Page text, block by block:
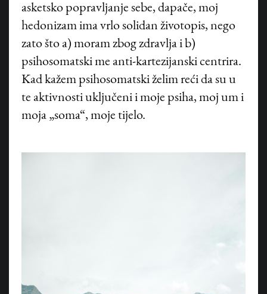
asketsko popravljanje sebe, dapače, moj
hedonizam ima vrlo solidan životopis, nego
zato što a) moram zbog zdravlja i b)
psihosomatski me anti-kartezijanski centrira.
Kad kažem psihosomatski želim reći da su u
te aktivnosti uključeni i moje psiha, moj um i
moja „soma“, moje tijelo.